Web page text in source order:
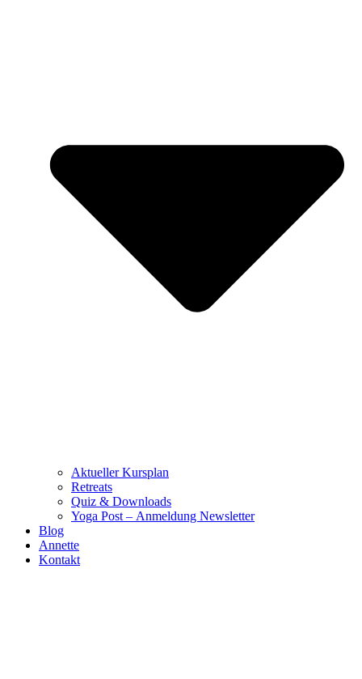
Aktueller Kursplan
Retreats
Quiz & Downloads
Yoga Post – Anmeldung Newsletter
Blog
Annette
Kontakt